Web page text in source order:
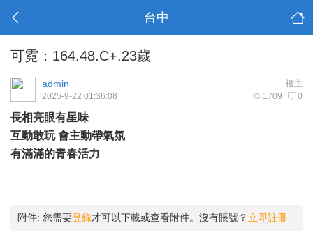
台中
可霓：164.48.C+.23歲
樓主
admin
1709 0
2025-9-22 01:36:08
長相亮眼有星味
互動敢玩 會主動帶氣氛
有滿滿的青春活力
附件: 您需要登錄才可以下載或查看附件。沒有賬號？ 立即註冊